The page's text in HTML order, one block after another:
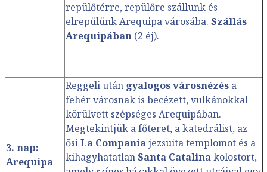
repülőtérre, repülőre szállunk és
elrepülünk Arequipa városába. Szállás
Arequipában(2 éj).
3. nap:
Arequipa
Reggeli után gyalogos városnézésa
fehér városnak is becézett, vulkánokkal
körülvett szépséges Arequipában.
Megtekintjük a főteret, a katedrálist, az
ősiLa Companiajezsuita templomot és a
kihagyhatatlanSanta Catalinakolostort,